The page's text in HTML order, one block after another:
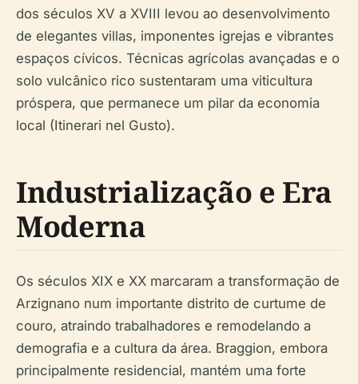
dos séculos XV a XVIII levou ao desenvolvimento
de elegantes villas, imponentes igrejas e vibrantes
espaços cívicos. Técnicas agrícolas avançadas e o
solo vulcânico rico sustentaram uma viticultura
próspera, que permanece um pilar da economia
local (Itinerari nel Gusto).
Industrialização e Era
Moderna
Os séculos XIX e XX marcaram a transformação de
Arzignano num importante distrito de curtume de
couro, atraindo trabalhadores e remodelando a
demografia e a cultura da área. Braggion, embora
principalmente residencial, mantém uma forte